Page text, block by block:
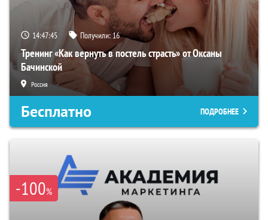
14:47:43 Получили:16
Тренинг «Как вернуть в постель страсть» от Оксаны
Бачинской
Россия
Бесплатно ПОДРОБНЕЕ
-100%